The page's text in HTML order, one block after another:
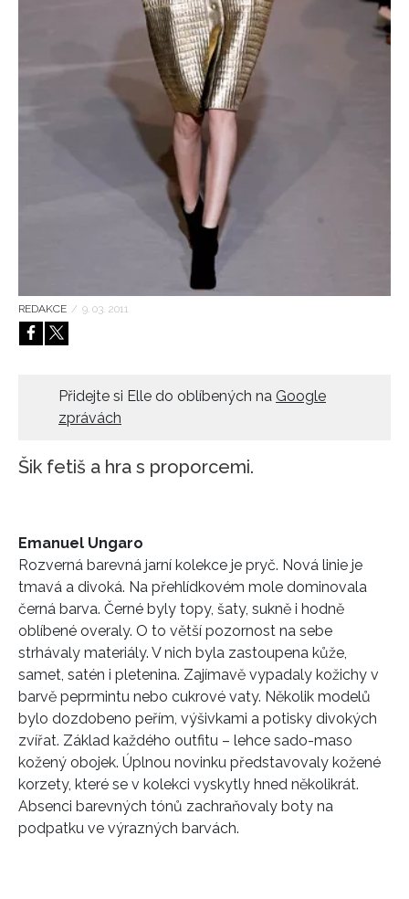
REDAKCE / 9. 03. 2011
Přidejte si Elle do oblíbených na Google
zprávách
Šik fetiš a hra s proporcemi.
Emanuel Ungaro
Rozverná barevná jarní kolekce je pryč. Nová linie je
tmavá a divoká. Na přehlídkovém mole dominovala
černá barva. Černé byly topy, šaty, sukně i hodně
oblíbené overaly. O to větší pozornost na sebe
strhávaly materiály. V nich byla zastoupena kůže,
samet, satén i pletenina. Zajímavě vypadaly kožichy v
barvě peprmintu nebo cukrové vaty. Několik modelů
bylo dozdobeno peřím, výšivkami a potisky divokých
zvířat. Základ každého outfitu – lehce sado-maso
kožený obojek. Úplnou novinku představovaly kožené
korzety, které se v kolekci vyskytly hned několikrát.
Absenci barevných tónů zachraňovaly boty na
podpatku ve výrazných barvách.